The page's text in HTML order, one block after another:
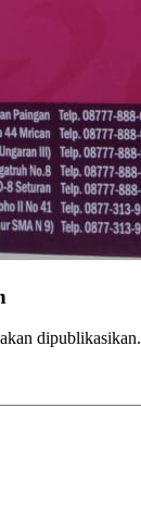
dipublikasikan.